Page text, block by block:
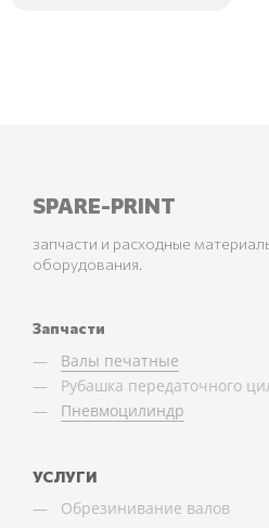
SPARE-PRINT
запчасти и расходные
оборудования.
Запчасти
Валы печатные
Рубашка передаточного
Пневмоцилиндр
УСЛУГИ
Обрезинивание валов